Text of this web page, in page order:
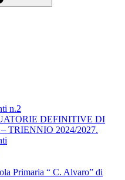
n.2
DEFINITIVE DI
TRIENNIO 2024/2027.
Primaria “ C. Alvaro” di